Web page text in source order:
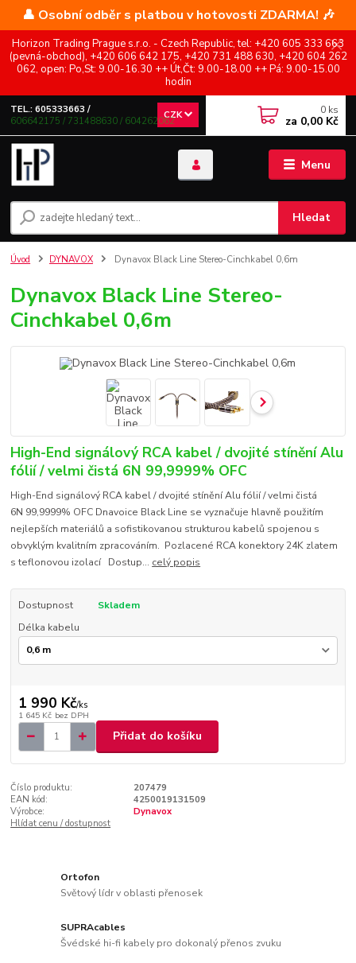
👤 Osobní odběr s platbou v hotovosti ZDARMA! 🎶
Horizon Trading Prague s.r.o. - Czech Republic, tel: +420 605 333 663
(pevná-obchod), +420 606 642 175, +420 731 488 630, +420 604 262
062, open: Po,St: 9.00-16.30 ++ Út,Čt: 9.00-18.00 ++ Pá: 9.00-15.00
hodin
Menu
CZK
Hledat
TEL.: 605333663 /
606642175 / 731488630 / 604262062
0 ks
za 0,00 Kč
Úvod DYNAVOX Dynavox Black Line Stereo-Cinchkabel 0,6m
Dynavox Black Line Stereo-
Cinchkabel 0,6m
High-End signálový RCA kabel / dvojité stínění Alu
fólií / velmi čistá 6N 99,9999% OFC
High-End signálový RCA kabel / dvojité stínění Alu fólií / velmi čistá
6N 99,9999% OFC Dnavoice Black Line se vyznačuje hlavně použitím
nejlepších materiálů a sofistikovanou strukturou kabelů spojenou s
obvyklým kvalitním zpracováním. Pozlacené RCA konektory 24K zlatem
s teflonovou izolací Dostup... celý popis
Dostupnost
Skladem
Délka kabelu
1 990 Kč/ks
1 645 Kč bez DPH
Přidat do košíku
Číslo produktu:
207479
EAN kód:
4250019131509
Výrobce:
Dynavox
Hlídat cenu / dostupnost
Ortofon
Světový lídr v oblasti přenosek
SUPRAcables
Švédské hi-fi kabely pro dokonalý přenos zvuku